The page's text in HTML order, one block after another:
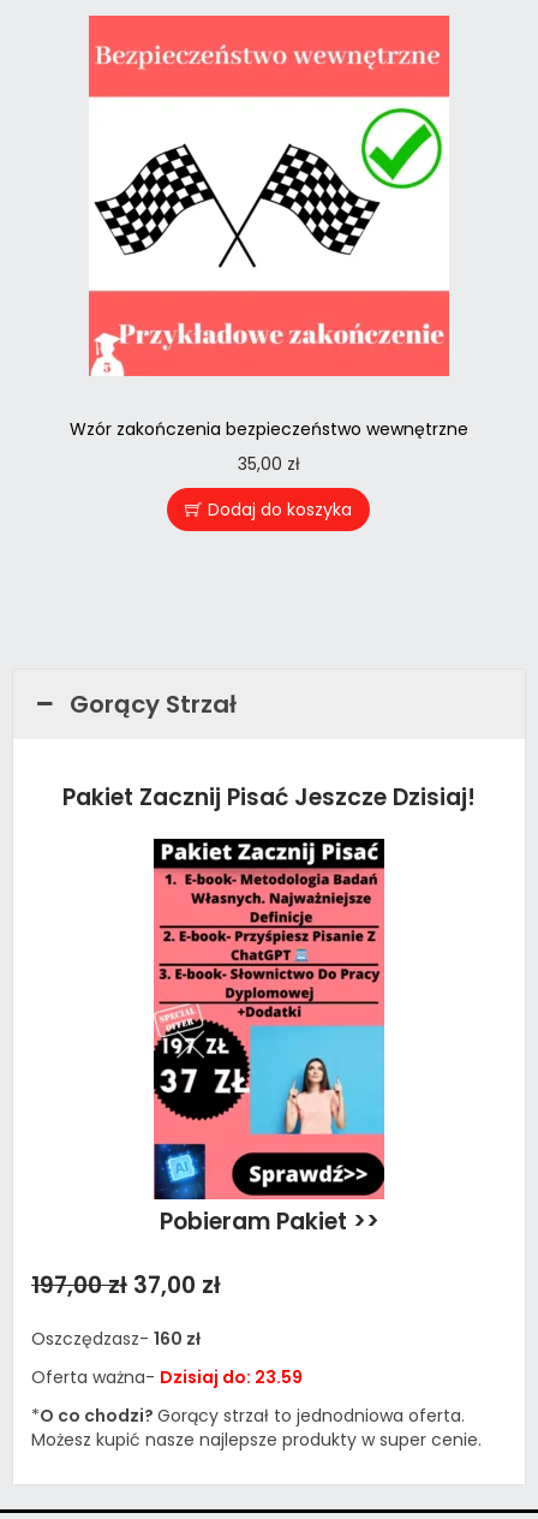
Wzór zakończenia bezpieczeństwo wewnętrzne
35,00 zł
Dodaj do koszyka
Gorący Strzał
Pakiet Zacznij Pisać Jeszcze Dzisiaj!
Pobieram Pakiet >>
197,00 zł 37,00 zł
Oszczędzasz- 160 zł
Oferta ważna- Dzisiaj do: 23.59
*O co chodzi? Gorący strzał to jednodniowa oferta.
Możesz kupić nasze najlepsze produkty w super cenie.